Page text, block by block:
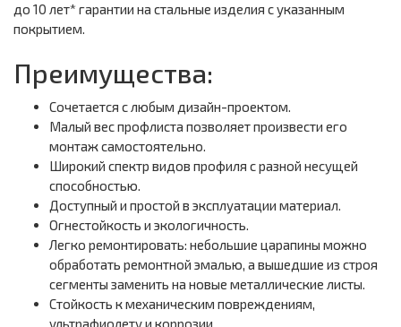
до 10 лет* гарантии на стальные изделия с указанным
покрытием.
Преимущества:
Сочетается с любым дизайн-проектом.
Малый вес профлиста позволяет произвести его
монтаж самостоятельно.
Широкий спектр видов профиля с разной несущей
способностью.
Доступный и простой в эксплуатации материал.
Огнестойкость и экологичность.
Легко ремонтировать: небольшие царапины можно
обработать ремонтной эмалью, а вышедшие из строя
сегменты заменить на новые металлические листы.
Стойкость к механическим повреждениям,
ультрафиолету и коррозии.